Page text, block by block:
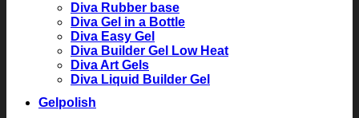
Diva Rubber base
Diva Gel in a Bottle
Diva Easy Gel
Diva Builder Gel Low Heat
Diva Art Gels
Diva Liquid Builder Gel
Gelpolish